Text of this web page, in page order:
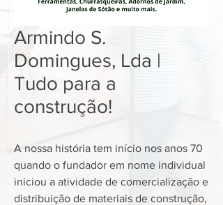
Armindo S.
Domingues, Lda |
Tudo para a
construção!
A nossa história tem início nos anos 70
quando o fundador em nome individual
iniciou a atividade de comercialização e
distribuição de materiais de construção,